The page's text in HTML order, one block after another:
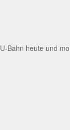
U-Bahn heute und